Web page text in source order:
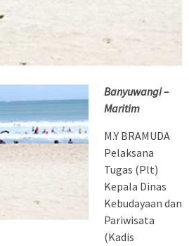
Banyuwangi –
Maritim
M.Y BRAMUDA
Pelaksana
Tugas (Plt)
Kepala Dinas
Kebudayaan dan
Pariwisata
(Kadis